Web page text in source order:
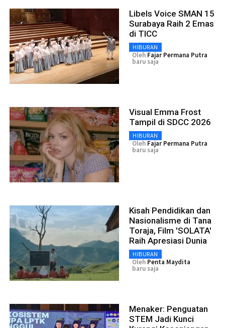
Libels Voice SMAN 15
Surabaya Raih 2 Emas
di TICC
HIBURAN
Oleh Fajar Permana Putra
baru saja
Visual Emma Frost
Tampil di SDCC 2026
HIBURAN
Oleh Fajar Permana Putra
baru saja
Kisah Pendidikan dan
Nasionalisme di Tana
Toraja, Film 'SOLATA'
Raih Apresiasi Dunia
HIBURAN
Oleh Penta Maydita
baru saja
Menaker: Penguatan
STEM Jadi Kunci